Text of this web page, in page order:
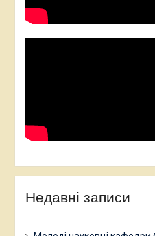
Недавні записи